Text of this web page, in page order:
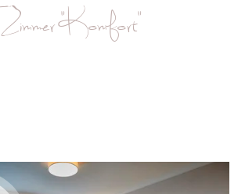
Zimmer "Komfort"